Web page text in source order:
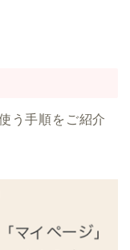
う手順をご紹介